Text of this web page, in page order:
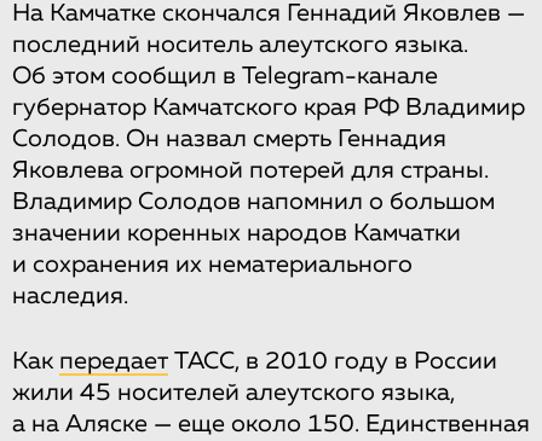
На Камчатке скончался Геннадий Яковлев —
последний носитель алеутского языка.
Об этом сообщил в Telegram-канале
губернатор Камчатского края РФ Владимир
Солодов. Он назвал смерть Геннадия
Яковлева огромной потерей для страны.
Владимир Солодов напомнил о большом
значении коренных народов Камчатки
и сохранения их нематериального
наследия.
Как передает ТАСС, в 2010 году в России
жили 45 носителей алеутского языка,
а на Аляске — еще около 150. Единственная